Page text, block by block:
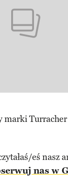
marki
eś nasz
nas w